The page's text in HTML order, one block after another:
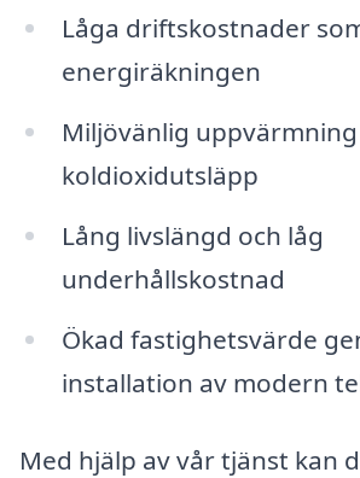
Låga driftskostnader
energiräkningen
Miljövänlig
koldioxidutsläpp
Lång livslängd och låg
underhållskostnad
Ökad fastighetsvärde
installation av modern
Med hjälp av vår tjänst kan